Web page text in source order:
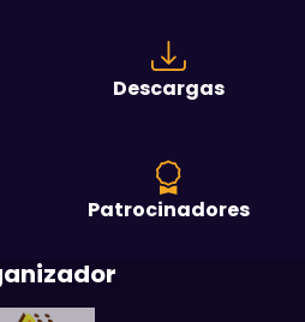
Descargas
Patrocinadores